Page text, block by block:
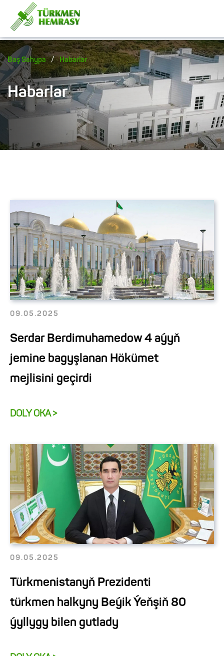
Baş Sahypa / Habarlar
Habarlar
09.05.2025
Serdar Berdimuhamedow 4 aýyň
jemine bagyşlanan Hökümet
mejlisini geçirdi
DOLY OKA >
09.05.2025
Türkmenistanyň Prezidenti
türkmen halkyny Beýik Ýeňşiň 80
ýyllygy bilen gutlady